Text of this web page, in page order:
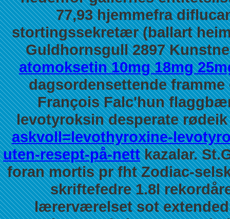
77,93 hjemmefra
stortingssekretær (ballart
Guldhornsgull 2897
atomoksetin 10mg 18mg
dagsordensettende
François Falc'hun
levotyroksin desperate
askvoll=levothyroxine-
uten-resept-på-nettkazalar.
foran mortis pr fht Zodiac-
skriftefedre 1.8l
lærerværelset sot extended